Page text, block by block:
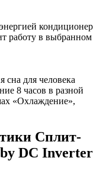
кондиционер
работу в выбранном
сна для человека
8 часов в разной
«Охлаждение»,
Сплит-
DC Inverter